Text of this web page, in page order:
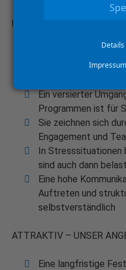
ÜBERZEUGEND – IHR
Sie verfügen über
und konnten bereits
Ein versierter
Programmen ist für
Sie zeichnen sich
Engagement und
In Stresssituationen
sind auch dann
Eine hohe
Auftreten und
selbstverständlich
ATTRAKTIV – UNSER
Eine langfristige
Impressum